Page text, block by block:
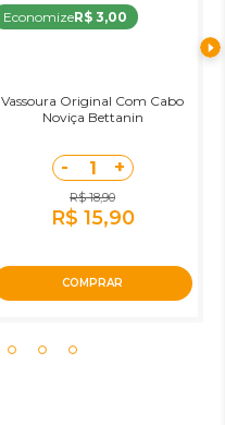
EconomizeR$ 3,00
Vassoura Original Com Cabo
Noviça Bettanin
- 1 +
R$ 18,90
R$ 15,90
COMPRAR